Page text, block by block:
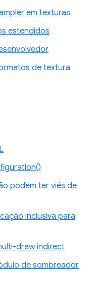
em texturas
estendidos
de textura
podem ter viés de
inclusiva para
draw indirect
de sombreador